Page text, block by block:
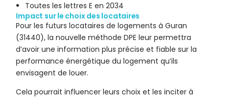
Toutes les lettres E en 2034
Impact sur le choix des locataires
Pour les futurs locataires de logements à Guran
(31440), la nouvelle méthode DPE leur permettra
d’avoir une information plus précise et fiable sur la
performance énergétique du logement qu’ils
envisagent de louer.
Cela pourrait influencer leurs choix et les inciter à